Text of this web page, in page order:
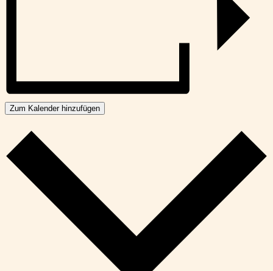
Zum Kalender hinzufügen